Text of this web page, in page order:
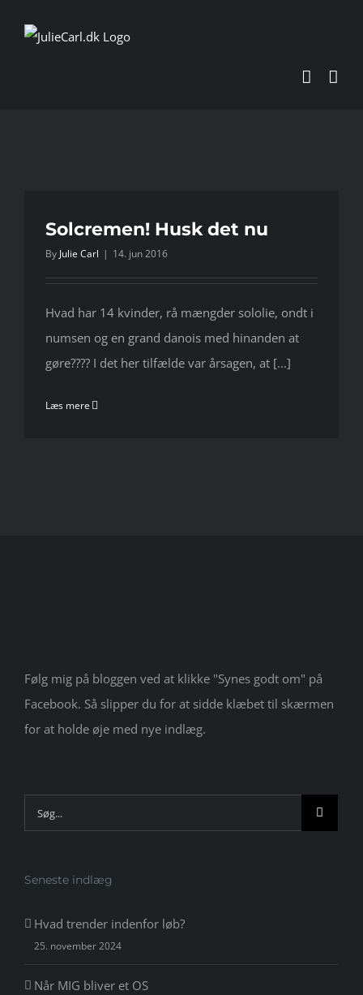
Solcremen! Husk det nu
By Julie Carl | 14. jun 2016
Hvad har 14 kvinder, rå mængder sololie, ondt i
numsen og en grand danois med hinanden at
gøre???? I det her tilfælde var årsagen, at [...]
Læs mere
Følg mig på bloggen ved at klikke "Synes godt om" på
Facebook. Så slipper du for at sidde klæbet til skærmen
for at holde øje med nye indlæg.
Søg
efter:
Seneste indlæg
Hvad trender indenfor løb?
25. november 2024
Når MIG bliver et OS